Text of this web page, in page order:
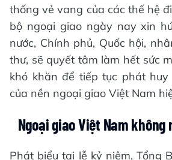
thống vẻ vang của các thế hệ
bộ ngoại giao ngày nay xin
nước, Chính phủ, Quốc hội,
thư, sẽ quyết tâm làm hết sức
khó khăn để tiếp tục phát
của nền ngoại giao Việt Nam
Ngoại giao Việt Nam không
Phát biểu tại lễ kỷ niệm, Tổng